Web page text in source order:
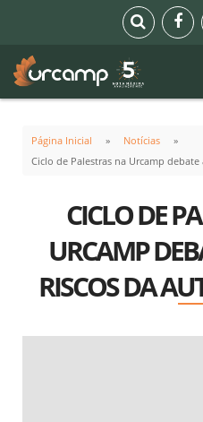
Página Inicial
Notícias
Ciclo de Palestras na Urcamp
CICLO DE
URCAMP
RISCOS DA